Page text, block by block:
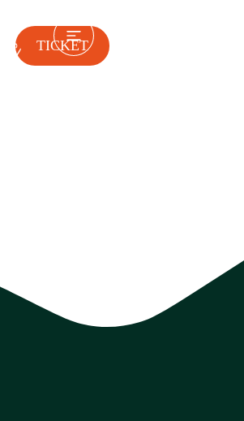
TICKET